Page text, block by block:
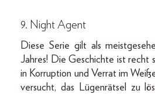
9. Night Agent
Diese Serie gilt als
Jahres! Die Geschichte ist recht
in Korruption und Verrat im
versucht, das Lügenrätsel zu